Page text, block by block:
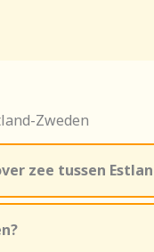
Zweden
zee tussen